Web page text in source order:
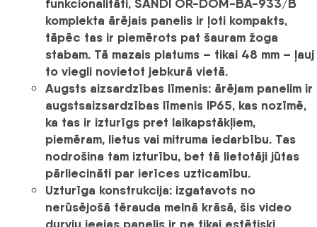
komplekta ārējais panelis ir ļoti kompakts,
tāpēc tas ir piemērots pat šauram žoga
stabam. Tā mazais platums – tikai 48 mm – ļauj
to viegli novietot jebkurā vietā.
Augsts aizsardzības līmenis: ārējam panelim ir
augstsaizsardzības līmenis IP65, kas nozīmē,
ka tas ir izturīgs pret laikapstākļiem,
piemēram, lietus vai mitruma iedarbību. Tas
nodrošina tam izturību, bet tā lietotāji jūtas
pārliecināti par ierīces uzticamību.
Uzturīga konstrukcija: izgatavots no
nerūsējošā tērauda melnā krāsā, šis video